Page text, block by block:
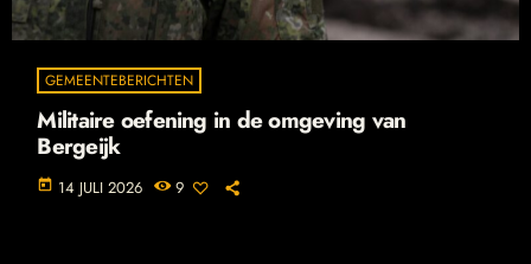
GEMEENTEBERICHTEN
Militaire oefening in de omgeving van
Bergeijk
today 14 JULI 2026 9